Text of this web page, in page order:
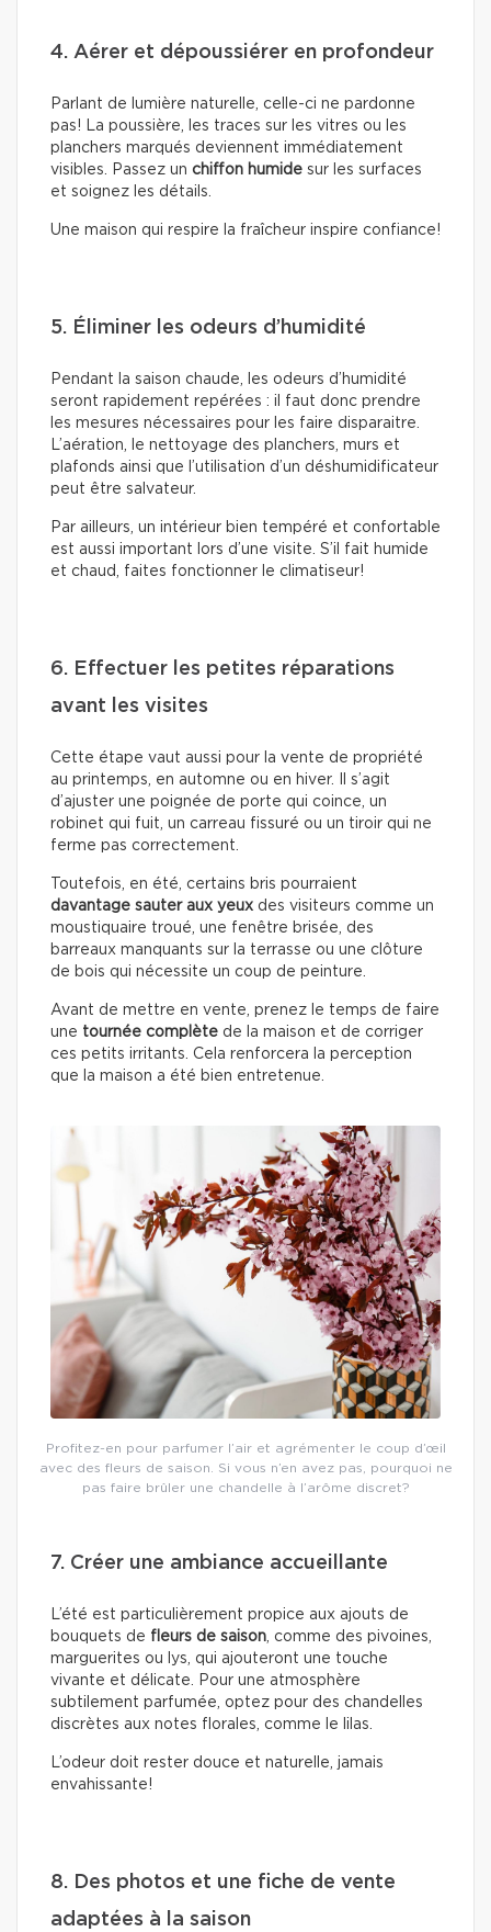
4. Aérer et dépoussiérer en profondeur
Parlant de lumière naturelle, celle-ci ne pardonne
pas! La poussière, les traces sur les vitres ou les
planchers marqués deviennent immédiatement
visibles. Passez un chiffon humide sur les surfaces
et soignez les détails.
Une maison qui respire la fraîcheur inspire confiance!
5. Éliminer les odeurs d’humidité
Pendant la saison chaude, les odeurs d’humidité
seront rapidement repérées : il faut donc prendre
les mesures nécessaires pour les faire disparaitre.
L’aération, le nettoyage des planchers, murs et
plafonds ainsi que l’utilisation d’un déshumidificateur
peut être salvateur.
Par ailleurs, un intérieur bien tempéré et confortable
est aussi important lors d’une visite. S’il fait humide
et chaud, faites fonctionner le climatiseur!
6. Effectuer les petites réparations
avant les visites
Cette étape vaut aussi pour la vente de propriété
au printemps, en automne ou en hiver. Il s’agit
d’ajuster une poignée de porte qui coince, un
robinet qui fuit, un carreau fissuré ou un tiroir qui ne
ferme pas correctement.
Toutefois, en été, certains bris pourraient
davantage sauter aux yeux des visiteurs comme un
moustiquaire troué, une fenêtre brisée, des
barreaux manquants sur la terrasse ou une clôture
de bois qui nécessite un coup de peinture.
Avant de mettre en vente, prenez le temps de faire
une tournée complète de la maison et de corriger
ces petits irritants. Cela renforcera la perception
que la maison a été bien entretenue.
Profitez-en pour parfumer l’air et agrémenter le coup d’œil
avec des fleurs de saison. Si vous n’en avez pas, pourquoi ne
pas faire brûler une chandelle à l’arôme discret?
7. Créer une ambiance accueillante
L’été est particulièrement propice aux ajouts de
bouquets de fleurs de saison, comme des pivoines,
marguerites ou lys, qui ajouteront une touche
vivante et délicate. Pour une atmosphère
subtilement parfumée, optez pour des chandelles
discrètes aux notes florales, comme le lilas.
L’odeur doit rester douce et naturelle, jamais
envahissante!
8. Des photos et une fiche de vente
adaptées à la saison